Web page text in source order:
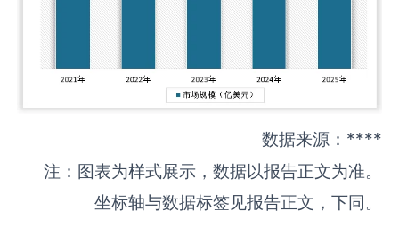
数据来源：****
注：图表为样式展示，数据以报告正文为准。
坐标轴与数据标签见报告正文，下同。